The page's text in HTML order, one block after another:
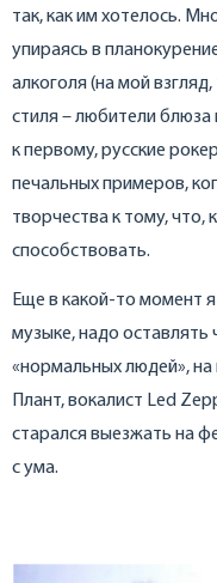
так, как им хотелось.
упираясь в
алкоголя (на мой
стиля – любители блюза
к первому, русские
печальных примеров,
творчества к тому, что,
способствовать.
Еще в какой-то момент
музыке, надо
«нормальных людей»,
Плант, вокалист Led
старался выезжать на
с ума.